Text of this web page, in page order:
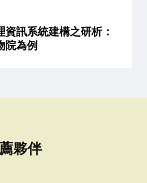
資訊系統建構之研析：
院為例
夥伴